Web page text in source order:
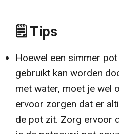
🗒️ Tips
Hoewel een simmer pot
gebruikt kan worden
met water, moet je wel
ervoor zorgen dat er
de pot zit. Zorg ervoor